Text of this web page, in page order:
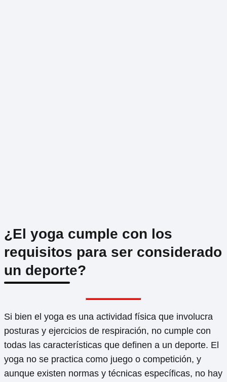
¿El yoga cumple con los
requisitos para ser considerado
un deporte?
Si bien el yoga es una actividad física que involucra
posturas y ejercicios de respiración, no cumple con
todas las características que definen a un deporte. El
yoga no se practica como juego o competición, y
aunque existen normas y técnicas específicas, no hay